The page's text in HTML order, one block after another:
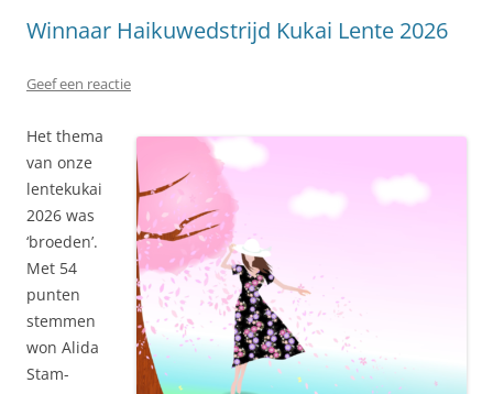
Winnaar Haikuwedstrijd Kukai Lente 2026
Geef een reactie
Het thema
van onze
lentekukai
2026 was
‘broeden’.
Met 54
punten
stemmen
won Alida
Stam-